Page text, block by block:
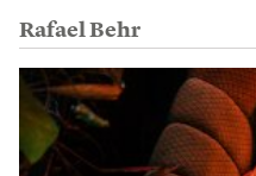
Rafael Behr